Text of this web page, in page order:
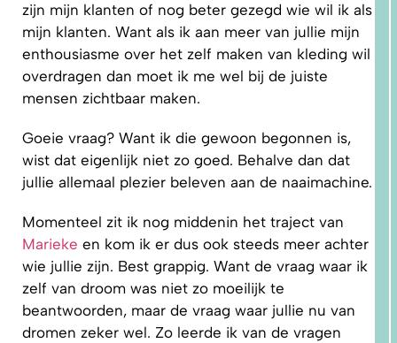
zijn mijn klanten of nog beter gezegd wie wil ik als
mijn klanten. Want als ik aan meer van jullie mijn
enthousiasme over het zelf maken van kleding wil
overdragen dan moet ik me wel bij de juiste
mensen zichtbaar maken.
Goeie vraag? Want ik die gewoon begonnen is,
wist dat eigenlijk niet zo goed. Behalve dan dat
jullie allemaal plezier beleven aan de naaimachine.
Momenteel zit ik nog middenin het traject van
Marieke en kom ik er dus ook steeds meer achter
wie jullie zijn. Best grappig. Want de vraag waar ik
zelf van droom was niet zo moeilijk te
beantwoorden, maar de vraag waar jullie nu van
dromen zeker wel. Zo leerde ik van de vragen
PAST
GOED?
DAT LIGT
NIET AAN
JOU!